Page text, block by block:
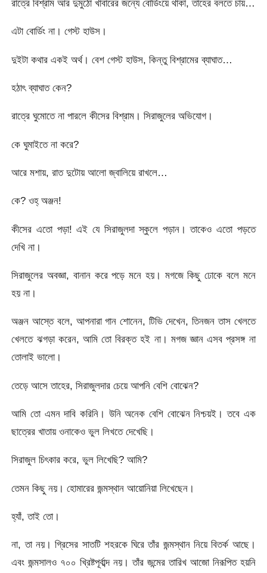
রাত্রে বিশ্রাম আর দুমুঠো খাবারের জন্যে বোর্ডিংয়ে থাকা, তাহের বলতে চায়…
এটা বোর্ডিং না। গেস্ট হাউস।
দুইটা কথার একই অর্থ। বেশ গেস্ট হাউস, কিন্তু বিশ্রামের ব্যাঘাত…
হঠাৎ ব্যাঘাত কেন?
রাত্রে ঘুমোতে না পারলে কীসের বিশ্রাম। সিরাজুলের অভিযোগ।
কে ঘুমাইতে না করে?
আরে মশায়, রাত দুটোয় আলো জ্বালিয়ে রাখলে…
কে? ওহ্ অঞ্জন!
কীসের এতো পড়া! এই যে সিরাজুলদা স্কুলে পড়ান। তাকেও এতো পড়তে
দেখি না।
সিরাজুলের অবজ্ঞা, বানান করে পড়ে মনে হয়। মগজে কিছু ঢোকে বলে মনে
হয় না।
অঞ্জন আস্তে বলে, আপনারা গান শোনেন, টিভি দেখেন, তিনজন তাস খেলতে
খেলতে ঝগড়া করেন, আমি তো বিরক্ত হই না। মগজ জ্ঞান এসব প্রসঙ্গ না
তোলাই ভালো।
তেড়ে আসে তাহের, সিরাজুলদার চেয়ে আপনি বেশি বোঝেন?
আমি তো এমন দাবি করিনি। উনি অনেক বেশি বোঝেন নিশ্চয়ই। তবে এক
ছাত্রের খাতায় ওনাকেও ভুল লিখতে দেখেছি।
সিরাজুল চিৎকার করে, ভুল লিখেছি? আমি?
তেমন কিছু নয়। হোমারের জন্মস্থান আয়োনিয়া লিখেছেন।
হ্যাঁ, তাই তো।
না, তা নয়। গ্রিসের সাতটি শহরকে ঘিরে তাঁর জন্মস্থান নিয়ে বিতর্ক আছে।
এবং জন্মসালও ৭০০ খ্রিষ্টপূর্বাব্দ নয়। তাঁর জন্মের তারিখ আজো নিরূপিত হয়নি